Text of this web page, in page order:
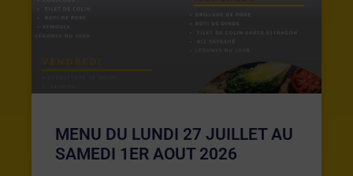
MENU DU LUNDI 27 JUILLET AU
SAMEDI 1ER AOUT 2026